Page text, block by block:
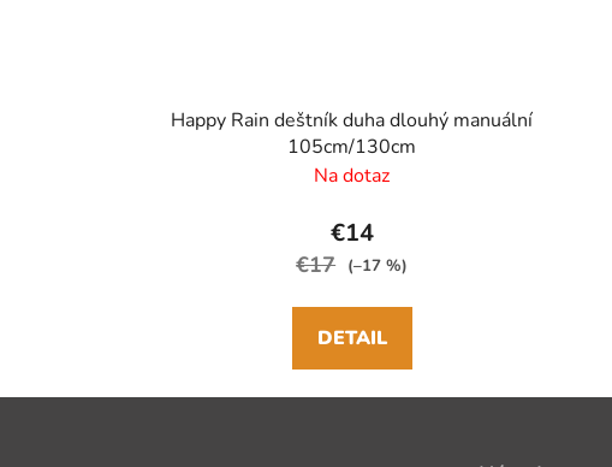
Happy Rain deštník duha dlouhý manuální
105cm/130cm
Na dotaz
€14
€17 (–17 %)
DETAIL